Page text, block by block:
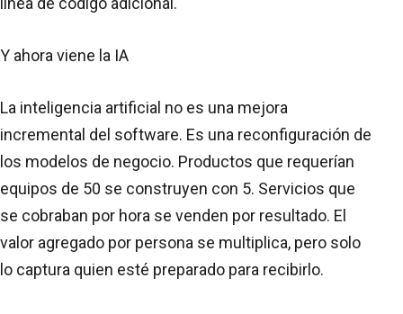
Y ahora viene la IA
La inteligencia artificial no es una mejora
incremental del software. Es una reconfiguración de
los modelos de negocio. Productos que requerían
equipos de 50 se construyen con 5. Servicios que
se cobraban por hora se venden por resultado. El
valor agregado por persona se multiplica, pero solo
lo captura quien esté preparado para recibirlo.